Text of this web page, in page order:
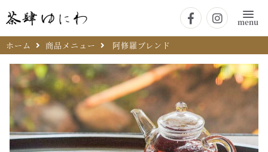
menu
ホーム 商品メニュー 阿修羅ブレンド